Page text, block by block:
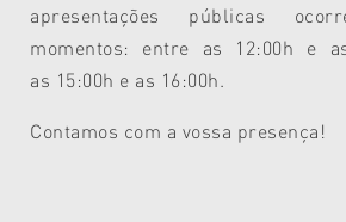
apresentações públicas
momentos: entre as 12:00h e
as 15:00h e as 16:00h.
Contamos com a vossa presença!